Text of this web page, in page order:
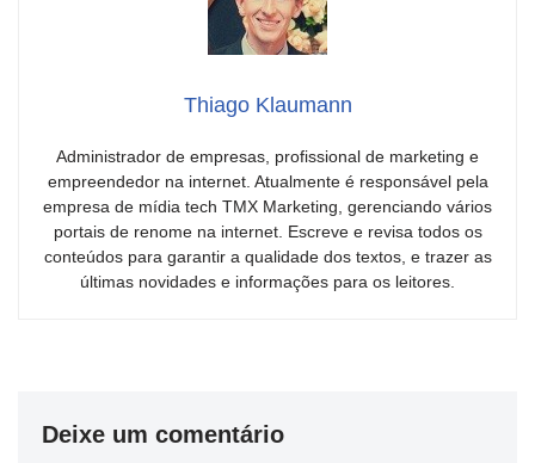
Thiago Klaumann
Administrador de empresas, profissional de marketing e
empreendedor na internet. Atualmente é responsável pela
empresa de mídia tech TMX Marketing, gerenciando vários
portais de renome na internet. Escreve e revisa todos os
conteúdos para garantir a qualidade dos textos, e trazer as
últimas novidades e informações para os leitores.
Deixe um comentário